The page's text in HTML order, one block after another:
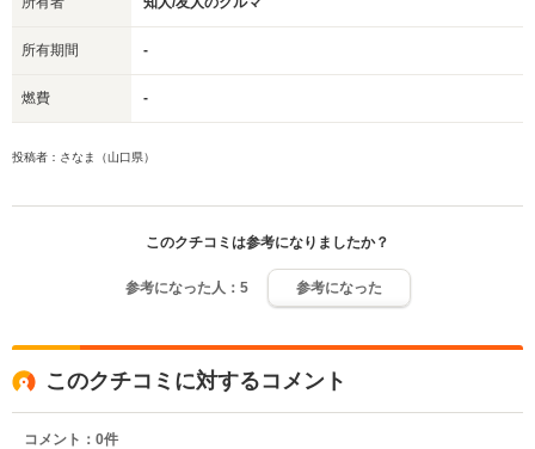
所有期間 -
燃費 -
投稿者：さなま（山口県）
このクチコミは参考になりましたか？
参考になった人： 5 参考になった
このクチコミに対するコメント
コメント： 0件